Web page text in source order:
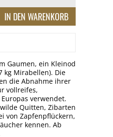
Gaumen, ein Kleinod
kg Mirabellen). Die
die Abnahme ihrer
vollreifes,
verwendet.
Quitten, Zibarten
von Zapfenpflückern,
kennen. Ab